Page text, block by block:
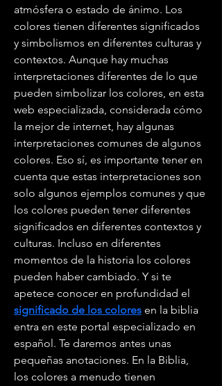
atmósfera o estado de ánimo. Los
colores tienen diferentes significados
y simbolismos en diferentes culturas y
contextos. Aunque hay muchas
interpretaciones diferentes de lo que
pueden simbolizar los colores, en esta
web especializada, considerada cómo
la mejor de internet, hay algunas
interpretaciones comunes de algunos
colores. Eso sí, es importante tener en
cuenta que estas interpretaciones son
solo algunos ejemplos comunes y que
los colores pueden tener diferentes
significados en diferentes contextos y
culturas. Incluso en diferentes
momentos de la historia los colores
pueden haber cambiado. Y si te
apetece conocer en profundidad el
significado de los colores en la biblia
entra en este portal especializado en
español. Te daremos antes unas
pequeñas anotaciones. En la Biblia,
los colores a menudo tienen